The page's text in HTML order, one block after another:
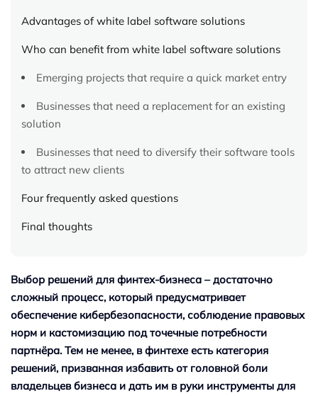
Advantages of white label software solutions
Who can benefit from white label software solutions
Emerging projects that require a quick market entry
Businesses that need a replacement for an existing
solution
Businesses that need to diversify their software tools
to attract new clients
Four frequently asked questions
Final thoughts
Выбор решений для финтех-бизнеса – достаточно
сложный процесс, который предусматривает
обеспечение кибербезопасности, соблюдение правовых
норм и кастомизацию под точечные потребности
партнёра. Тем не менее, в финтехе есть категория
решений, призванная избавить от головной боли
владельцев бизнеса и дать им в руки инструменты для